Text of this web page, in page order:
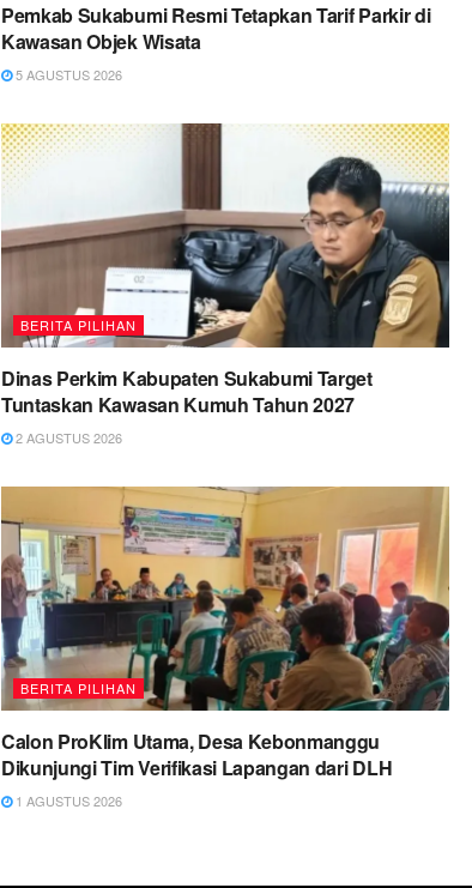
Pemkab Sukabumi Resmi Tetapkan Tarif Parkir di
Kawasan Objek Wisata
5 AGUSTUS 2026
BERITA PILIHAN
Dinas Perkim Kabupaten Sukabumi Target
Tuntaskan Kawasan Kumuh Tahun 2027
2 AGUSTUS 2026
BERITA PILIHAN
Calon ProKlim Utama, Desa Kebonmanggu
Dikunjungi Tim Verifikasi Lapangan dari DLH
1 AGUSTUS 2026